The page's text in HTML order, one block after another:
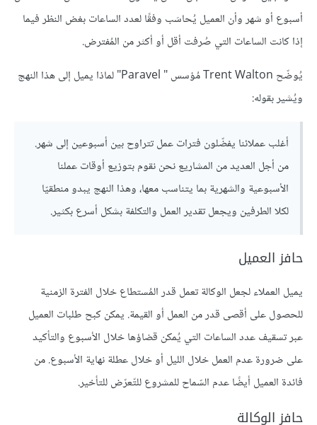
أسبوع أو شهر وأن العميل يُحاسَب وفقًا لعدد الساعات بغض النظر فيما
إذا كانت الساعات التي صُرفت أقل أو أكثر من المُفترض.
يُوضّح Trent Walton مُؤسس " Paravel" لماذا يميل إلى هذا النهج
ويُشير بقوله:
أغلب عملائنا يفضّلون فترات عمل تتراوح بين أسبوعين إلى شهر.
من أجل العديد من المشاريع نحن نقوم بتوزيع أوقات عملنا
الأسبوعية والشهرية بما يتناسب معها، وهذا النهج يبدو منطقيّا
لكلا الطرفين ويجعل تقدير العمل والتكلفة بشكل أسرع بكثير.
حافز العميل
يميل العملاء لجعل الوكالة تعمل قدر المُستطاع خلال الفترة الزمنية
للحصول على أقصى قدر من العمل أو القيمة. يمكن كبح طلبات العميل
عبر تسقيف عدد الساعات التي يُمكن قضاؤها خلال الأسبوع والتأكيد
على ضرورة عدم العمل خلال الليل أو خلال عطلة نهاية الأسبوع. من
فائدة العميل أيضًا عدم السّماح للمشروع للتّعرّض للتأخير.
حافز الوكالة